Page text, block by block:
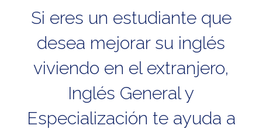
Si eres un estudiante que
desea mejorar su inglés
viviendo en el extranjero,
Inglés General y
Especialización te ayuda a